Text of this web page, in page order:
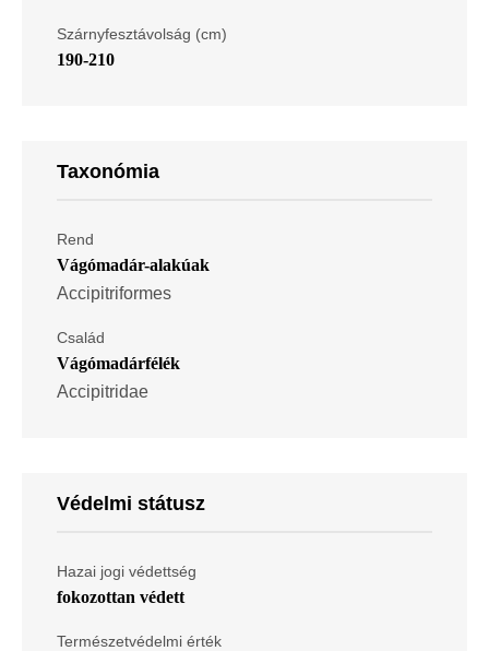
Szárnyfesztávolság (cm)
190-210
Taxonómia
Rend
Vágómadár-alakúak
Accipitriformes
Család
Vágómadárfélék
Accipitridae
Védelmi státusz
Hazai jogi védettség
fokozottan védett
Természetvédelmi érték